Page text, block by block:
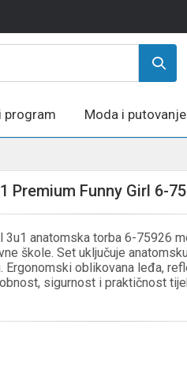
program Moda i putovanje
Premium Funny Girl 6-
3u1 anatomska torba 6-75926
škole. Set uključuje
Ergonomski oblikovana leđa,
sigurnost i praktičnost